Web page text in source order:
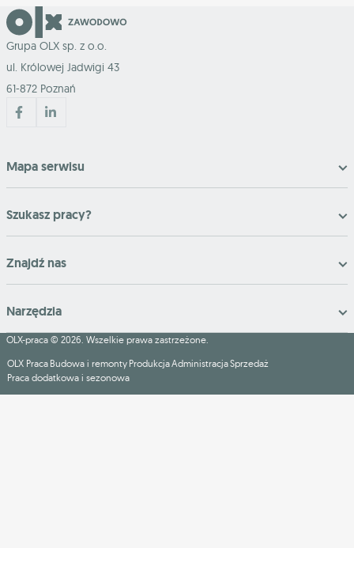
Grupa OLX sp. z o.o.
ul. Królowej Jadwigi 43
61-872 Poznań
Mapa serwisu
Szukasz pracy?
Znajdź nas
Narzędzia
OLX-praca © 2026. Wszelkie prawa zastrzeżone.
OLX Praca Budowa i remonty ProdukcjaAdministracjaSprzedaż
Praca dodatkowa i sezonowa